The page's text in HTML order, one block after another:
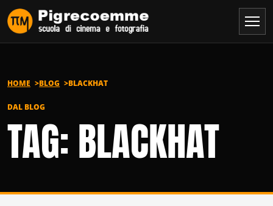
Vai al contenuto
HOME BLOG BLACKHAT
DAL BLOG
TAG: BLACKHAT